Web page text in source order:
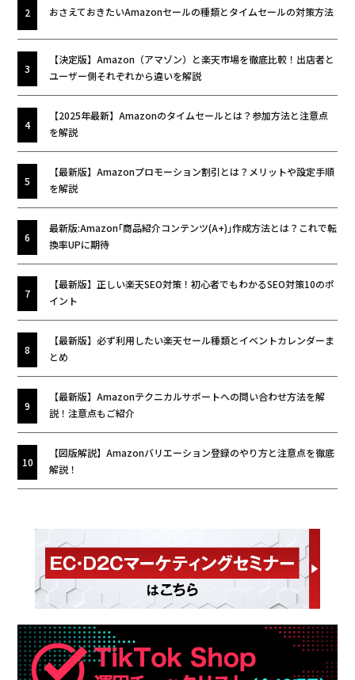
おさえておきたいAmazonセールの種類とタイムセールの対策方法
【決定版】Amazon（アマゾン）と楽天市場を徹底比較！出店者と
ユーザー側それぞれから違いを解説
【2025年最新】Amazonのタイムセールとは？参加方法と注意点
を解説
【最新版】Amazonプロモーション割引とは？メリットや設定手順
を解説
最新版:Amazon｢商品紹介コンテンツ(A+)｣作成方法とは？これで転
換率UPに期待
【最新版】正しい楽天SEO対策！初心者でもわかるSEO対策10のポ
イント
【最新版】必ず利用したい楽天セール種類とイベントカレンダーま
とめ
【最新版】Amazonテクニカルサポートへの問い合わせ方法を解
説！注意点もご紹介
【図版解説】Amazonバリエーション登録のやり方と注意点を徹底
解説！